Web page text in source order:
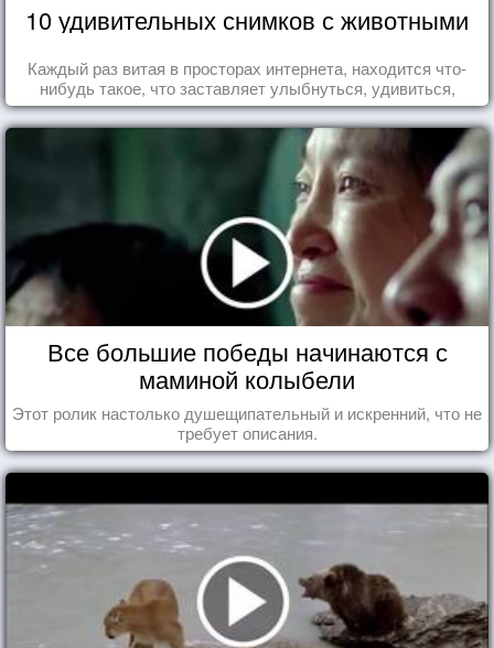
10 удивительных снимков с животными
Каждый раз витая в просторах интернета, находится что-
нибудь такое, что заставляет улыбнуться, удивиться,
восхититься...
Все большие победы начинаются с
маминой колыбели
Этот ролик настолько душещипательный и искренний, что не
требует описания.